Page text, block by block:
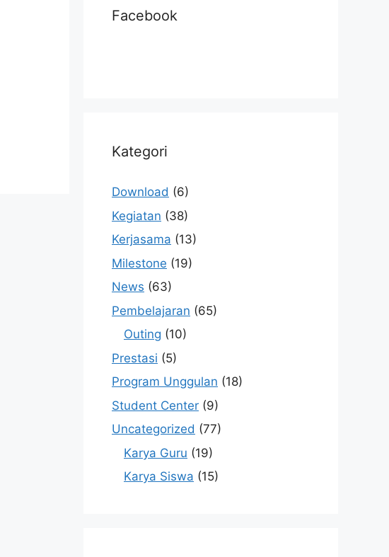
Facebook
Kategori
Download (6)
Kegiatan (38)
Kerjasama (13)
Milestone (19)
News (63)
Pembelajaran (65)
Outing (10)
Prestasi (5)
Program Unggulan (18)
Student Center (9)
Uncategorized (77)
Karya Guru (19)
Karya Siswa (15)